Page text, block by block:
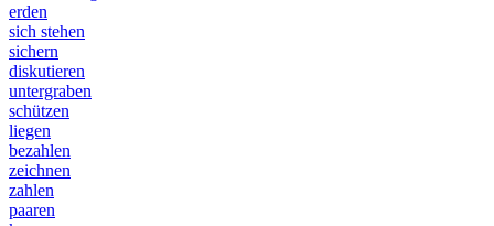
erden
sich stehen
sichern
diskutieren
untergraben
schützen
liegen
bezahlen
zeichnen
zahlen
paaren